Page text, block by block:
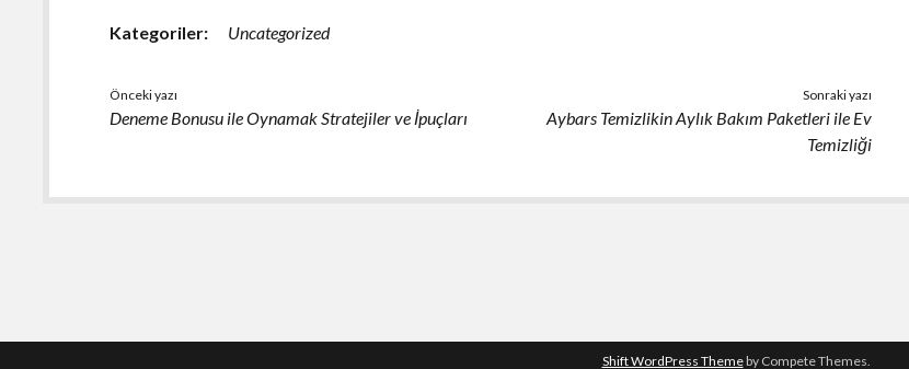
Kategoriler: Uncategorized
Önceki yazı
Deneme Bonusu ile Oynamak Stratejiler ve İpuçları
Sonraki yazı
Aybars Temizlikin Aylık Bakım Paketleri ile Ev
Temizliği
Shift WordPress Themeby Compete Themes.